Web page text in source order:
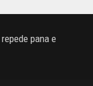
repede pana e